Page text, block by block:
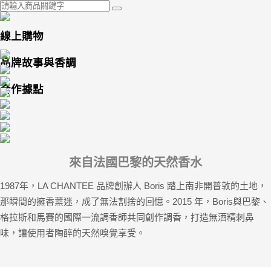
線上購物
品牌故事與香調
合作據點
來自法國巴黎的天然香水
1987年，LA CHANTEE 品牌創辦人 Boris 踏上南非開普敦的土地，
那瞬間的擁香薰迷，成了無法割捨的回憶。2015 年，Boris與巴黎、
格拉斯和馬賽的國際一流調香師共同創作調香，打造無酒精刺鼻
味，讓使用者陶醉的天然嗅覺享受。